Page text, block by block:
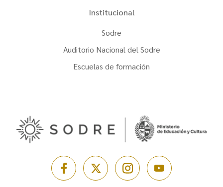
Institucional
Sodre
Auditorio Nacional del Sodre
Escuelas de formación